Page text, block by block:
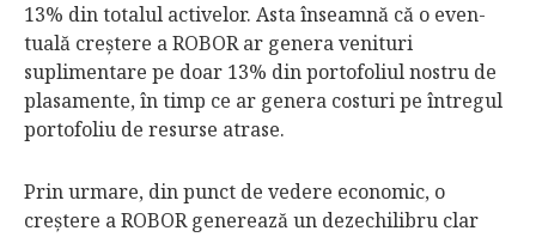
13% din totalul activelor. Asta înseamnă că o even­
tuală creştere a ROBOR ar genera venituri
suplimentare pe doar 13% din portofoliul nostru de
plasamente, în timp ce ar genera costuri pe întregul
portofoliu de resurse atrase.
Prin urmare, din punct de vedere economic, o
creştere a ROBOR generează un dezechilibru clar